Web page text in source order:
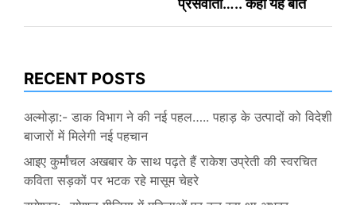
प्रेसवार्ता….. कही यह बात
RECENT POSTS
अल्मोड़ा:- डाक विभाग ने की नई पहल….. पहाड़ के उत्पादों को विदेशी
बाजारों में मिलेगी नई पहचान
आइए कुर्मांचल अखबार के साथ पढ़ते हैं राकेश उप्रेती की स्वरचित
कविता सड़कों पर भटक रहे मासूम चेहरे